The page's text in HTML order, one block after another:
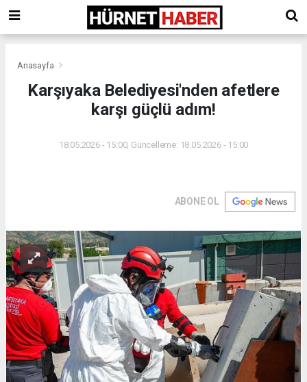
Anasayfa
Karşıyaka Belediyesi'nden afetlere
karşı güçlü adım!
18.05.2026 - 15:00, Güncelleme: 18.05.2026 - 15:00
ABONE OL